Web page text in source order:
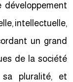
intellectuelle,
un grand
de la société
pluralité, et